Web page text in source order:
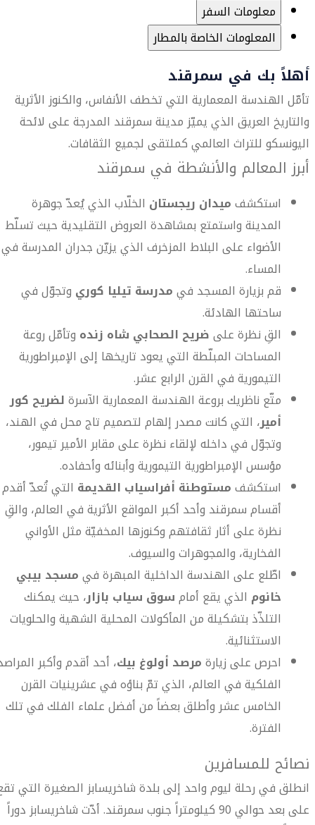
معلومات السفر
المعلومات الخاصة بالمطار
أهلاً بك في سمرقند
تأمّل الهندسة المعمارية التي تخطف الأنفاس، والكنوز الأثرية
والتاريخ العريق الذي يميّز مدينة سمرقند المدرجة على لائحة
اليونسكو للتراث العالمي كملتقى لجميع الثقافات.
أبرز المعالم والأنشطة في سمرقند
استكشفميدان ريجستان الخلّاب الذي يُعدّ جوهرة
المدينة واستمتع بمشاهدة العروض التقليدية حيث تسلّط
الأضواء على البلاط المزخرف الذي يزيّن جدران المدرسة في
المساء.
قم بزيارة المسجد فيمدرسة تيليا كوري وتجوّل في
ساحتها الهادئة.
القِ نظرة علىضريح الصحابي شاه زنده وتأمّل روعة
المساحات المبلّطة التي يعود تاريخها إلى الإمبراطورية
التيمورية في القرن الرابع عشر.
متّع ناظريك بروعة الهندسة المعمارية الآسرةلضريح كور
أمير، التي كانت مصدر إلهام لتصميم تاج محل في الهند،
وتجوّل في داخله لإلقاء نظرة على مقابر الأمير تيمور،
مؤسس الإمبراطورية التيمورية وأبنائه وأحفاده.
استكشفمستوطنة أفراسياب القديمة التي تُعدّ أقدم
أقسام سمرقند وأحد أكبر المواقع الأثرية في العالم، والقِ
نظرة على أثار ثقافتهم وكنوزها المخفيّة مثل الأواني
الفخارية، والمجوهرات والسيوف.
اطّلع على الهندسة الداخلية المبهرة فيمسجد بيبي
خانوم الذي يقع أمامسوق سياب بازار، حيث يمكنك
التلذّذ بتشكيلة من المأكولات المحلية الشهية والحلويات
الاستثنائية.
احرص على زيارةمرصد أولوغ بيك، أحد أقدم وأكبر
الفلكية في العالم، الذي تمّ بناؤه في عشرينيات القرن
الخامس عشر وأطلق بعضاً من أفضل علماء الفلك في تلك
الفترة.
نصائح للمسافرين
انطلق في رحلة ليوم واحد إلى بلدة شاخريسابز الصغيرة التي
على بعد حوالي 90 كيلومتراً جنوب سمرقند. أدّت شاخريسابز دوراً